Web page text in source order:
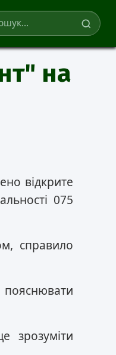
на
відкрите
075
справило
зрозуміти